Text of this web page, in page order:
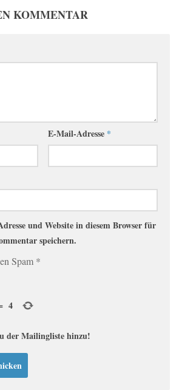
KOMMENTAR
E-Mail-Adresse *
und Website in diesem Browser für
speichern.
Spam *
4
der Mailingliste hinzu!